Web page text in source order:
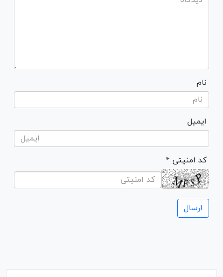
نام
ایمیل
* کد امنیتی